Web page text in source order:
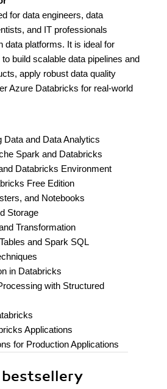
for data engineers, data
and IT professionals
data platforms. It is ideal for
build scalable data pipelines and
apply robust data quality
Azure Databricks for real-world
Data and Data Analytics
Spark and Databricks
Databricks Environment
Free Edition
and Notebooks
Storage
Transformation
and Spark SQL
in Databricks
with Structured
Applications
for Production Applications